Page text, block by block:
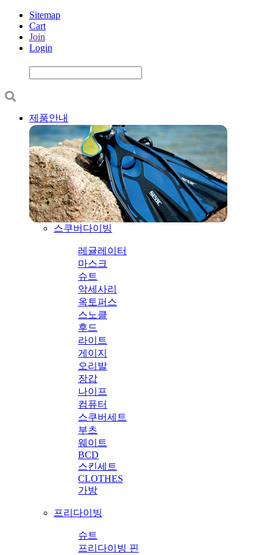
Sitemap
Cart
Join
Login
제품안내
스쿠버다이빙
레귤레이터
마스크
슈트
악세사리
옥토퍼스
스노클
후드
라이트
게이지
오리발
장갑
나이프
컴퓨터
스쿠버세트
부츠
웨이트
BCD
스킨세트
CLOTHES
가방
프리다이빙
슈트
프리다이빙 핀